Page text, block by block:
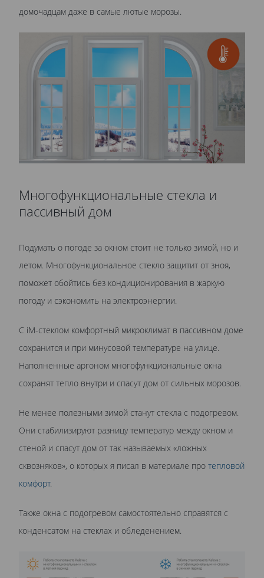
домочадцам даже в самые лютые морозы.
Многофункциональные стекла и
пассивный дом
Подумать о погоде за окном стоит не только зимой, но и
летом. Многофункциональное стекло защитит от зноя,
поможет обойтись без кондиционирования в жаркую
погоду и сэкономить на электроэнергии.
С iM-стеклом комфортный микроклимат в пассивном доме
сохранится и при минусовой температуре на улице.
Наполненные аргоном многофункциональные окна
сохранят тепло внутри и спасут дом от сильных морозов.
Не менее полезными зимой станут стекла с подогревом.
Они стабилизируют разницу температур между окном и
стеной и спасут дом от так называемых «ложных
сквозняков», о которых я писал в материале про тепловой
комфорт.
Также окна с подогревом самостоятельно справятся с
конденсатом на стеклах и обледенением.